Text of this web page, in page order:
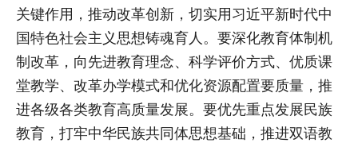
关键作用，推动改革创新，切实用习近平新时代中
国特色社会主义思想铸魂育人。要深化教育体制机
制改革，向先进教育理念、科学评价方式、优质课
堂教学、改革办学模式和优化资源配置要质量，推
进各级各类教育高质量发展。要优先重点发展民族
教育，打牢中华民族共同体思想基础，推进双语教